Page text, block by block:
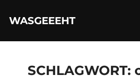
InhaltWASGEEEHT
SCHLAGWORT: